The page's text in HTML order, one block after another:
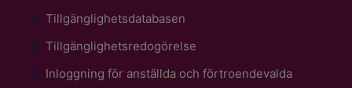
Tillgänglighetsdatabasen
Tillgänglighetsredogörelse
Inloggning för anställda och förtroendevalda